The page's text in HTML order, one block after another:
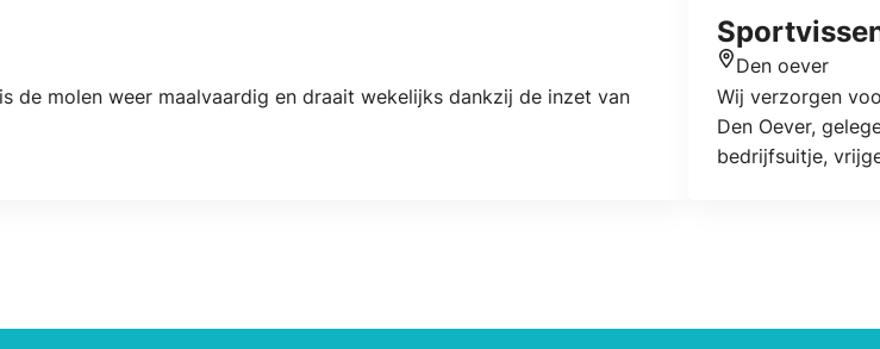
de molen weer maalvaardig en draait wekelijks dankzij de inzet van
Locatie
Den oever
Wij verzorgen
Den Oever,
bedrijfsuitje,